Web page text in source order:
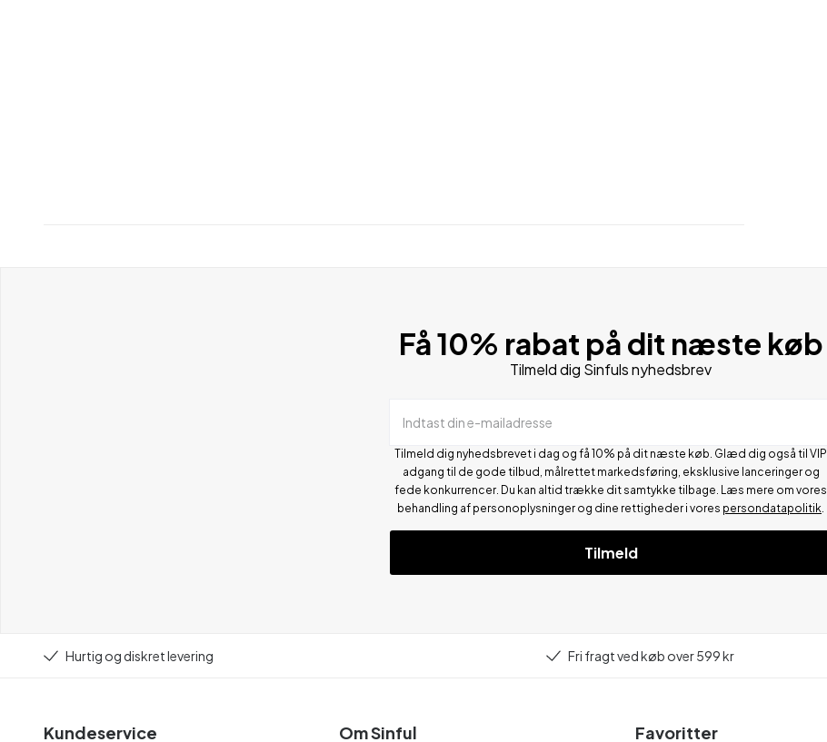
Få 10% rabat på dit næste køb
Tilmeld dig Sinfuls nyhedsbrev
Indtast din e-mailadresse
Tilmeld dig nyhedsbrevet i dag og få 10% på dit næste køb. Glæd dig også til VIP
adgang til de gode tilbud, målrettet markedsføring, eksklusive lanceringer og
fede konkurrencer. Du kan altid trække dit samtykke tilbage. Læs mere om vores
behandling af personoplysninger og dine rettigheder i vores persondatapolitik
Tilmeld
Hurtig og diskret levering Fri fragt ved køb over 599 kr
Kundeservice Om Sinful Favoritter